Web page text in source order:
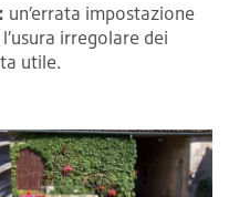
un’errata impostazione
irregolare dei
utile.